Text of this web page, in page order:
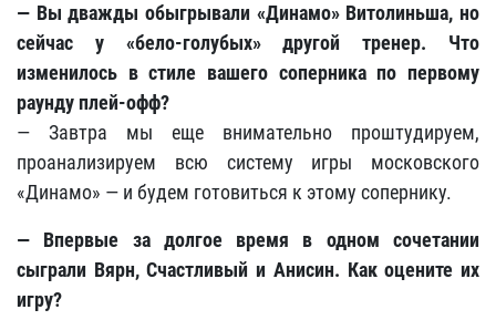
— Вы дважды обыгрывали «Динамо» Витолиньша, но
сейчас у «бело-голубых» другой тренер. Что
изменилось в стиле вашего соперника по первому
раунду плей-офф?
— Завтра мы еще внимательно проштудируем,
проанализируем всю систему игры московского
«Динамо» — и будем готовиться к этому сопернику.
— Впервые за долгое время в одном сочетании
сыграли Вярн, Счастливый и Анисин. Как оцените их
игру?